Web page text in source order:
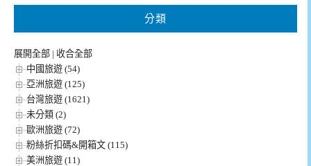
分類
展開全部 | 收合全部
中國旅遊 (54)
亞洲旅遊 (125)
台灣旅遊 (1621)
未分類 (2)
歐洲旅遊 (72)
粉絲折扣碼&開箱文 (115)
美洲旅遊 (11)